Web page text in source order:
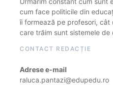
cum face politicile din
îi formează pe profesori, cât
care trăim sunt sistemele
CONTACT REDACȚIE
Adrese e-mail
raluca.pantazi@edupedu.ro